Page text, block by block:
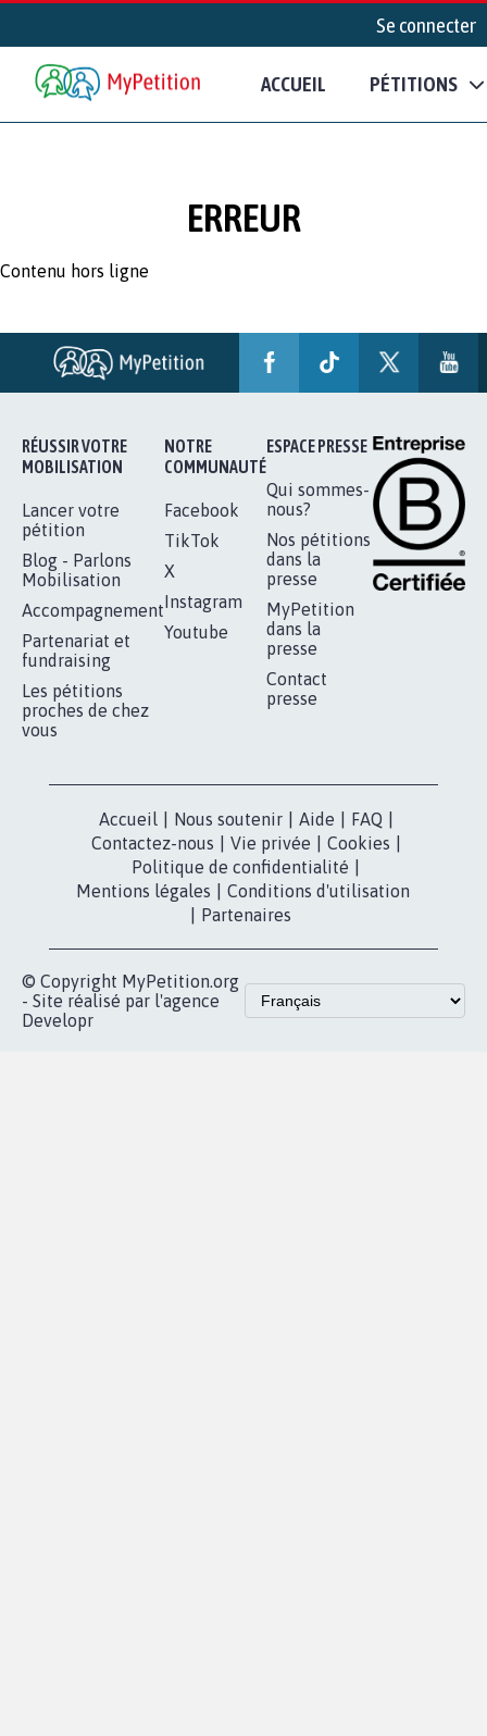
Se connecter
ACCUEIL PÉTITIONS
ERREUR
Contenu hors ligne
RÉUSSIR VOTRE
MOBILISATION
Lancer votre
pétition
Blog - Parlons
Mobilisation
Accompagnement
Partenariat et
fundraising
Les pétitions
proches de chez
vous
NOTRE
COMMUNAUTÉ
Facebook
TikTok
X
Instagram
Youtube
ESPACE PRESSE
Qui sommes-
nous?
Nos pétitions
dans la
presse
MyPetition
dans la
presse
Contact
presse
Accueil Nous soutenir Aide FAQ
Contactez-nous
Vie privée Cookies
Politique de confidentialité
Mentions légales
Conditions d'utilisation
Partenaires
© Copyright MyPetition.org
- Site réalisé par l'agence
Developr